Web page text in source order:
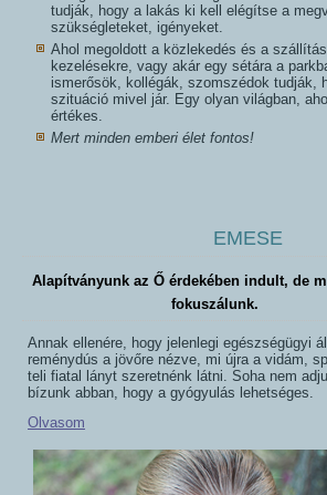
tudják, hogy a lakás ki kell elégítse a
szükségleteket, igényeket.
Ahol megoldott a közlekedés és a
kezelésekre, vagy akár egy sétára a
ismerősök, kollégák, szomszédok tudják,
szituáció mivel jár. Egy olyan világban,
értékes.
Mert minden emberi élet fontos!
EMESE
Alapítványunk az Ő érdekében indult, de
fokuszálunk.
Annak ellenére, hogy jelenlegi egészségügyi
reménydús a jövőre nézve, mi újra a vidám,
teli fiatal lányt szeretnénk látni. Soha nem
bízunk abban, hogy a gyógyulás lehetséges.
Olvasom